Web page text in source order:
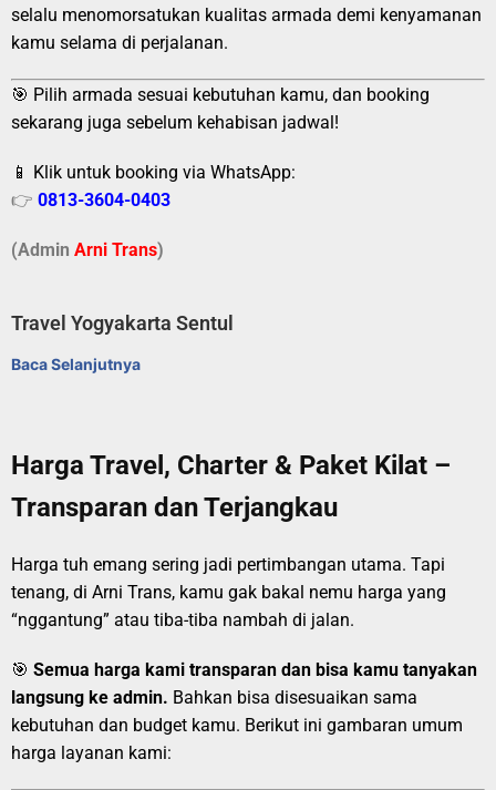
selalu menomorsatukan kualitas armada demi kenyamanan
kamu selama di perjalanan.
🎯 Pilih armada sesuai kebutuhan kamu, dan booking
sekarang juga sebelum kehabisan jadwal!
📱 Klik untuk booking via WhatsApp:
👉 0813-3604-0403
(Admin Arni Trans)
Travel Yogyakarta Sentul
Baca Selanjutnya
Harga Travel, Charter & Paket Kilat –
Transparan dan Terjangkau
Harga tuh emang sering jadi pertimbangan utama. Tapi
tenang, di Arni Trans, kamu gak bakal nemu harga yang
“nggantung” atau tiba-tiba nambah di jalan.
🎯 Semua harga kami transparan dan bisa kamu tanyakan
langsung ke admin. Bahkan bisa disesuaikan sama
kebutuhan dan budget kamu. Berikut ini gambaran umum
harga layanan kami: